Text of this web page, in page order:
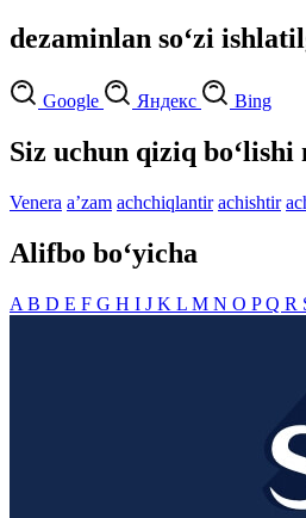
dezaminlan so‘zi
Google Яндекс Bing
Siz uchun qiziq bo‘lishi
Venera aʼzam achchiqlantir achishtir
Alifbo bo‘yicha
A B D E F G H I J K L M N O PQ R